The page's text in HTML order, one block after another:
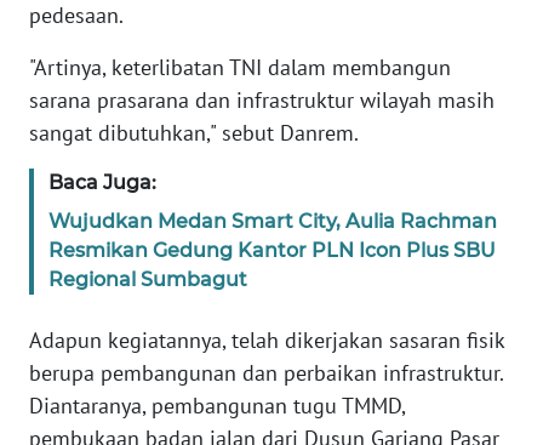
pedesaan.
"Artinya, keterlibatan TNI dalam membangun
sarana prasarana dan infrastruktur wilayah masih
sangat dibutuhkan," sebut Danrem.
Baca Juga:
Wujudkan Medan Smart City, Aulia Rachman
Resmikan Gedung Kantor PLN Icon Plus SBU
Regional Sumbagut
Adapun kegiatannya, telah dikerjakan sasaran fisik
berupa pembangunan dan perbaikan infrastruktur.
Diantaranya, pembangunan tugu TMMD,
pembukaan badan jalan dari Dusun Gariang Pasar
SUMBAR
WN
SUMSEL
WN
BENGKULU
WN
JATENG